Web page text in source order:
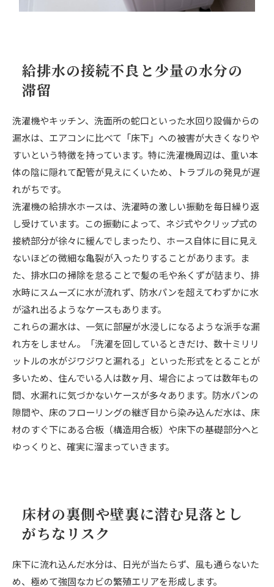
給排水の接続不良と少量の水分の
滞留
洗濯機やキッチン、洗面所の蛇口といった水回り設備からの
漏水は、エアコンに比べて「床下」への被害が大きくなりや
すいという特徴を持っています。特に洗濯機周辺は、重い本
体の陰に隠れて配管が見えにくいため、トラブルの発見が遅
れがちです。
洗濯機の給排水ホースは、洗濯時の激しい振動を毎日繰り返
し受けています。この振動によって、ネジ式やクリップ式の
接続部分が徐々に緩んでしまったり、ホース自体に目に見え
ないほどの微細な亀裂が入ったりすることがあります。ま
た、排水口の掃除を怠ることで髪の毛や糸くずが詰まり、排
水時にスムーズに水が流れず、防水パンを超えてわずかに水
が溢れ出るようなケースもあります。
これらの漏水は、一気に部屋が水浸しになるような派手な漏
れ方をしません。「洗濯を回しているときだけ、数十ミリリ
ットルの水がジワジワと漏れる」といった形式をとることが
多いため、住んでいる人は数ヶ月、場合によっては数年もの
間、水漏れに気づかないケースが多々あります。防水パンの
隙間や、床のフローリングの継ぎ目から染み込んだ水は、床
材のすぐ下にある合板（構造用合板）や床下の基礎部分へと
ゆっくりと、確実に溜まっていきます。
床材の裏側や壁裏に潜む見落とし
がちなリスク
床下に流れ込んだ水分は、日光が当たらず、風も通らないた
め、極めて強固なカビの繁殖エリアを形成します。